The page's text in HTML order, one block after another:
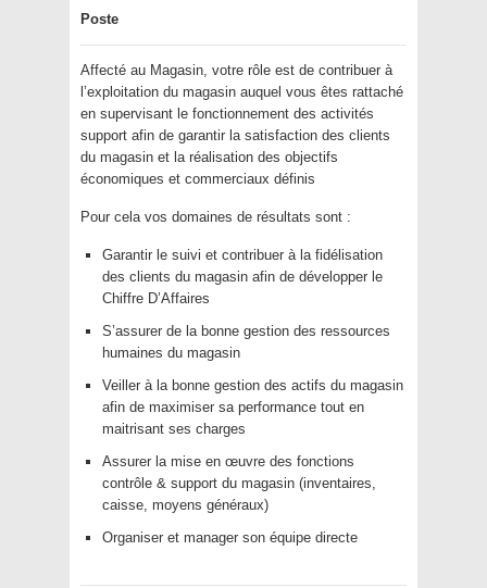
Poste
Affecté au Magasin, votre rôle est de contribuer à
l’exploitation du magasin auquel vous êtes rattaché
en supervisant le fonctionnement des activités
support afin de garantir la satisfaction des clients
du magasin et la réalisation des objectifs
économiques et commerciaux définis
Pour cela vos domaines de résultats sont :
Garantir le suivi et contribuer à la fidélisation
des clients du magasin afin de développer le
Chiffre D’Affaires
S’assurer de la bonne gestion des ressources
humaines du magasin
Veiller à la bonne gestion des actifs du magasin
afin de maximiser sa performance tout en
maitrisant ses charges
Assurer la mise en œuvre des fonctions
contrôle & support du magasin (inventaires,
caisse, moyens généraux)
Organiser et manager son équipe directe